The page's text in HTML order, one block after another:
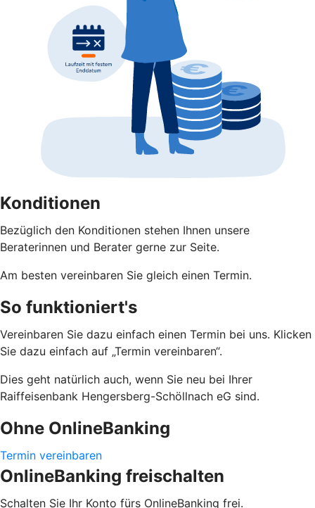
Konditionen
Bezüglich den Konditionen stehen Ihnen unsere
Beraterinnen und Berater gerne zur Seite.
Am besten vereinbaren Sie gleich einen Termin.
So funktioniert's
Vereinbaren Sie dazu einfach einen Termin bei uns. Klicken
Sie dazu einfach auf „Termin vereinbaren“.
Dies geht natürlich auch, wenn Sie neu bei Ihrer
Raiffeisenbank Hengersberg-Schöllnach eG sind.
Ohne OnlineBanking
Termin vereinbaren
OnlineBanking freischalten
Schalten Sie Ihr Konto fürs OnlineBanking frei.